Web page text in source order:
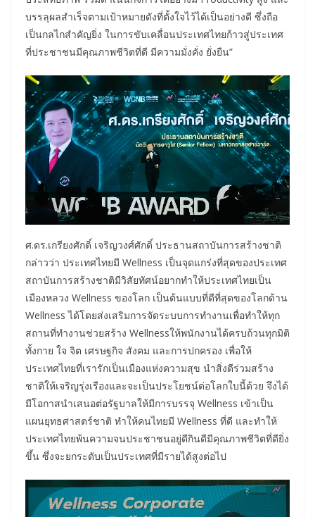
บรรลุผลสำเร็จตามเป้าหมายดังที่ตั้งใจไว้ได้เป็นอย่างดี ซึ่งถือ
เป็นกลไกสำคัญยิ่ง ในการขับเคลื่อนประเทศไทยก้าวสู่ประเทศ
ที่ประชาชนมีคุณภาพชีวิตที่ดี มีความมั่งคั่ง ยั่งยืน”
ศ.ดร.เกรียงศักดิ์ เจริญวงศ์ศักดิ์ ประธานสถาบันการสร้างชาติ
กล่าวว่า ประเทศไทยมี Wellness เป็นจุดแกร่งที่สุดของประเทศ
สถาบันการสร้างชาติมีวิสัยทัศน์อยากทำให้ประเทศไทยเป็น
เมืองหลวง Wellness ของโลก เป็นต้นแบบที่ดีที่สุดของโลกด้าน
Wellness ได้โดยส่งเสริมการจัดระบบการทำงานเพื่อทำให้ทุก
สถานที่ทํางานช่วยสร้าง Wellnessให้พนักงานได้ครบถ้วนทุกมิติ
ทั้งกาย ใจ จิต เศรษฐกิจ สังคม และการปกครอง เพื่อให้
ประเทศไทยที่เรารักเป็นเมืองแห่งความสุข นำสิ่งดีร่วมสร้าง
ชาติให้เจริญรุ่งเรืองและจะเป็นประโยชน์ต่อโลกใบนี้ด้วย จึงได้
มีโอกาสนำเสนอต่อรัฐบาลให้มีการบรรจุ Wellness เข้าเป็น
แผนยุทธศาสตร์ชาติ ทำให้คนไทยมี Wellness ที่ดี และทำให้
ประเทศไทยพ้นความจนประชาชนอยู่ดีกินดีมีคุณภาพชีวิตที่ดียิ่ง
ขึ้น ซึ่งจะยกระดับเป็นประเทศที่มีรายได้สูงต่อไป